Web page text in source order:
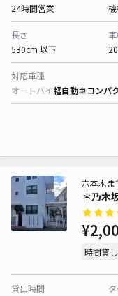
24時間営業
機
長さ
530cm 以下
対応車種
オートバイ軽自動車コンパ
＊乃木
六本木ま
時間貸
貸出時間